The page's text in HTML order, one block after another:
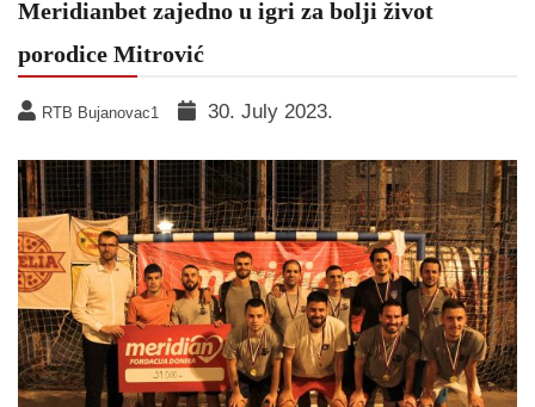
Meridianbet zajedno u igri za bolji život
porodice Mitrović
RTB Bujanovac1 30. July 2023.